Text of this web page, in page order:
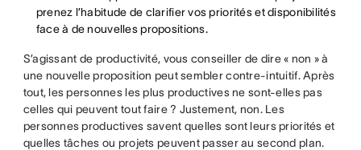
prenez l’habitude de clarifier vos priorités et disponibilités
face à de nouvelles propositions.
S’agissant de productivité, vous conseiller de dire « non » à
une nouvelle proposition peut sembler contre-intuitif. Après
tout, les personnes les plus productives ne sont-elles pas
celles qui peuvent tout faire ? Justement, non. Les
personnes productives savent quelles sont leurs priorités et
quelles tâches ou projets peuvent passer au second plan.